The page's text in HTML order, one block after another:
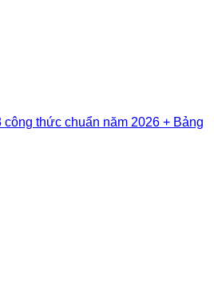
thức chuẩn năm 2026 + Bảng